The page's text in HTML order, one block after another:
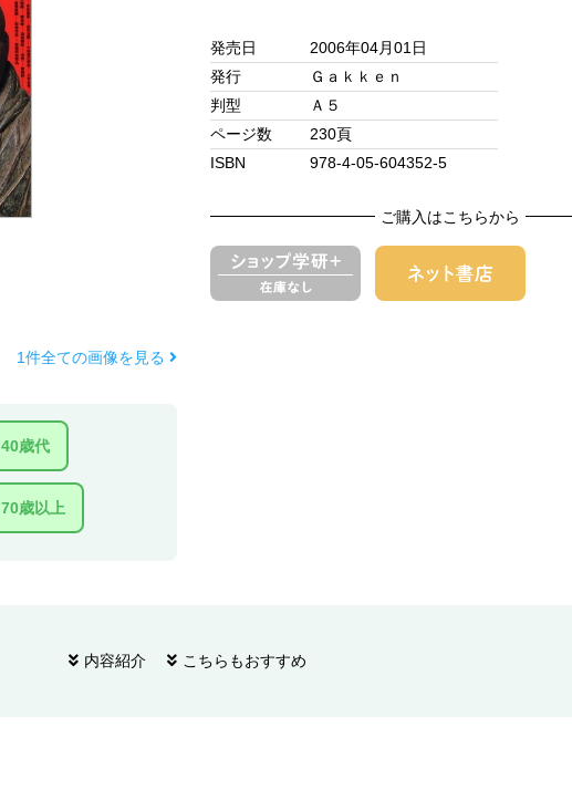
1件全ての画像を見る
40歳代
70歳以上
発売日
2006年04月01日
発行
Ｇａｋｋｅｎ
判型
Ａ５
ページ数
230頁
ISBN
978-4-05-604352-5
ご購入はこちらから
内容紹介 こちらもおすすめ